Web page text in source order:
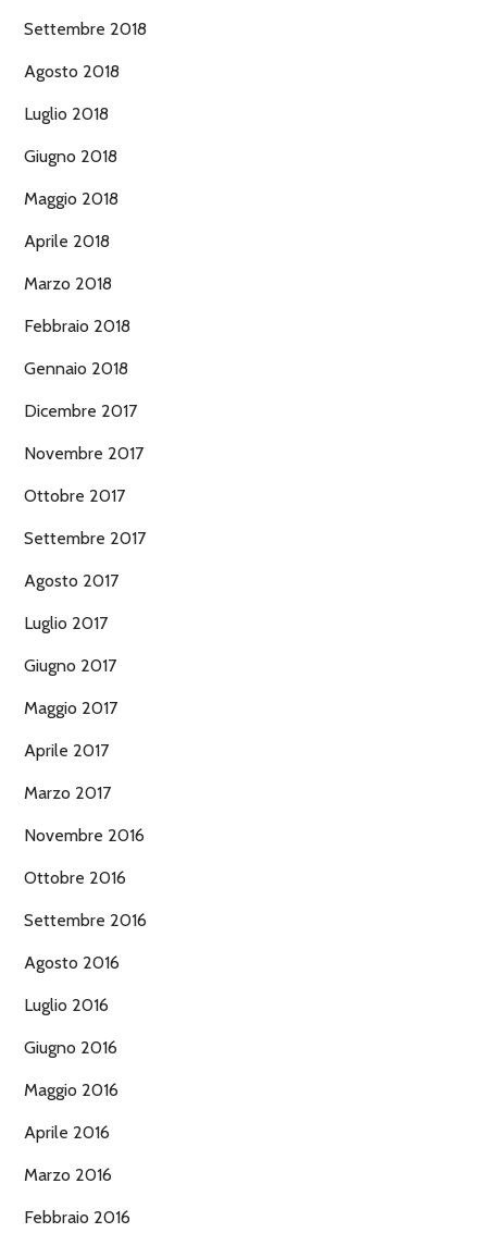
Settembre 2018
Agosto 2018
Luglio 2018
Giugno 2018
Maggio 2018
Aprile 2018
Marzo 2018
Febbraio 2018
Gennaio 2018
Dicembre 2017
Novembre 2017
Ottobre 2017
Settembre 2017
Agosto 2017
Luglio 2017
Giugno 2017
Maggio 2017
Aprile 2017
Marzo 2017
Novembre 2016
Ottobre 2016
Settembre 2016
Agosto 2016
Luglio 2016
Giugno 2016
Maggio 2016
Aprile 2016
Marzo 2016
Febbraio 2016